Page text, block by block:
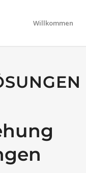
Willkommen